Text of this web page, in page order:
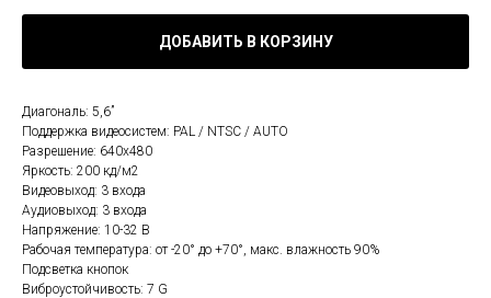
ДОБАВИТЬ В КОРЗИНУ
Диагональ: 5,6”
Поддержка видеосистем: PAL / NTSC / AUTO
Разрешение: 640x480
Яркость: 200 кд/м2
Видеовыход: 3 входа
Аудиовыход: 3 входа
Напряжение: 10-32 В
Рабочая температура: от -20° до +70°, макс. влажность 90%
Подсветка кнопок
Виброустойчивость: 7 G